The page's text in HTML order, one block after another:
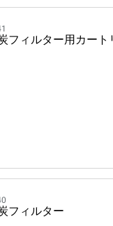
フィルター用カート
フィルター